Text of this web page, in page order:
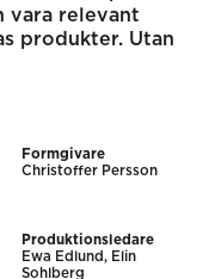
vara relevant
produkter. Utan
Formgivare
Christoffer Persson
Produktionsledare
Ewa Edlund, Elin
Sohlberg